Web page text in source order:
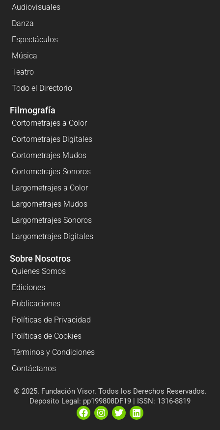
Audiovisuales
Danza
Espectáculos
Música
Teatro
Todo el Directorio
Filmografía
Cortometrajes a Color
Cortometrajes Digitales
Cortometrajes Mudos
Cortometrajes Sonoros
Largometrajes a Color
Largometrajes Mudos
Largometrajes Sonoros
Largometrajes Digitales
Sobre Nosotros
Quienes Somos
Ediciones
Publicaciones
Políticas de Privacidad
Políticas de Cookies
Términos y Condiciones
Contáctanos
© 2025. Fundación Visor. Todos los Derechos Reservados.
Deposito Legal: pp199808DF19 | ISSN: 1316-8819